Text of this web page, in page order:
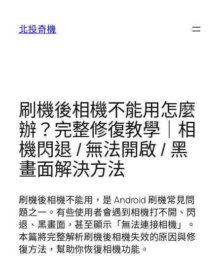
北投奇機
刷機後相機不能用怎麼
辦？完整修復教學｜相
機閃退 / 無法開啟 / 黑
畫面解決方法
刷機後相機不能用，是 Android 刷機常見問
題之一。有些使用者會遇到相機打不開、閃
退、黑畫面，甚至顯示「無法連接相機」。
本篇將完整解析刷機後相機失效的原因與修
復方法，幫助你恢復相機功能。